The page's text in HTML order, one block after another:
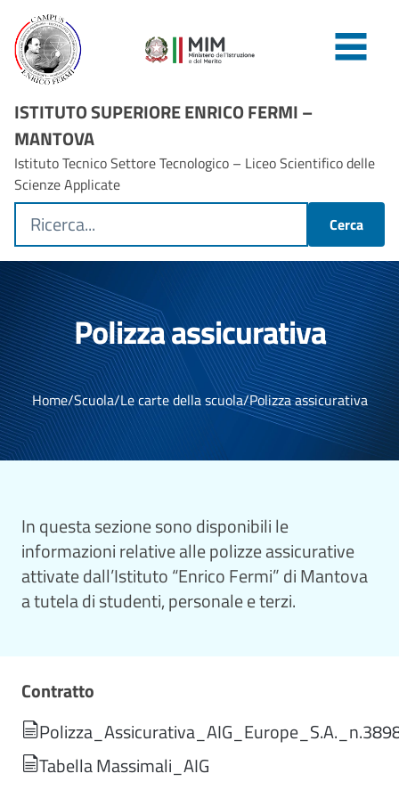
ISTITUTO SUPERIORE ENRICO FERMI –
MANTOVA
Istituto Tecnico Settore Tecnologico – Liceo Scientifico delle
Scienze Applicate
Cerca
Polizza assicurativa
Home/Scuola/Le carte della scuola/Polizza assicurativa
In questa sezione sono disponibili le
informazioni relative alle polizze assicurative
attivate dall’Istituto “Enrico Fermi” di Mantova
a tutela di studenti, personale e terzi.
Contratto
Tabella Massimali_AIG